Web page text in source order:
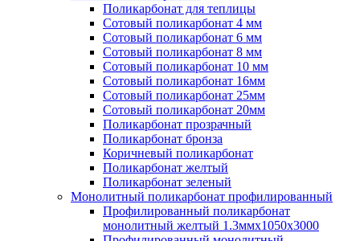
Поликарбонат для теплицы
Сотовый поликарбонат 4 мм
Сотовый поликарбонат 6 мм
Сотовый поликарбонат 8 мм
Сотовый поликарбонат 10 мм
Сотовый поликарбонат 16мм
Сотовый поликарбонат 25мм
Сотовый поликарбонат 20мм
Поликарбонат прозрачный
Поликарбонат бронза
Коричневый поликарбонат
Поликарбонат желтый
Поликарбонат зеленый
Монолитный поликарбонат профилированный
Профилированный поликарбонат
монолитный желтый 1.3ммх1050х3000